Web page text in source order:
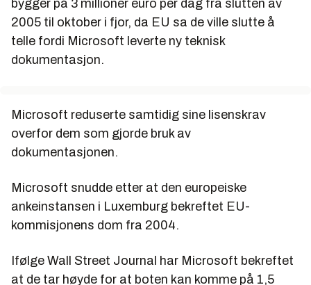
bygger på 3 millioner euro per dag fra slutten av
2005 til oktober i fjor, da EU sa de ville slutte å
telle fordi Microsoft leverte ny teknisk
dokumentasjon.
Microsoft reduserte samtidig sine lisenskrav
overfor dem som gjorde bruk av
dokumentasjonen.
Microsoft snudde etter at den europeiske
ankeinstansen i Luxemburg bekreftet EU-
kommisjonens dom fra 2004.
Ifølge Wall Street Journal har Microsoft bekreftet
at de tar høyde for at boten kan komme på 1,5